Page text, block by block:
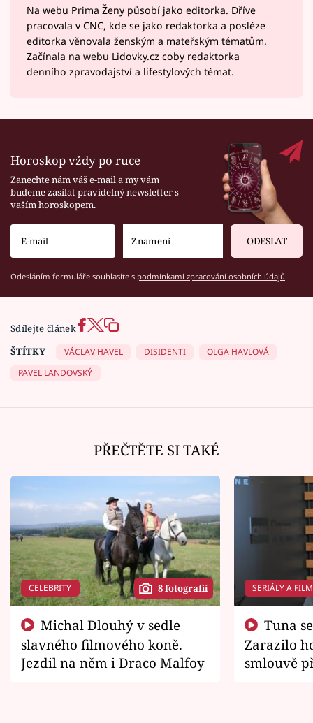
Na webu Prima Ženy působí jako editorka. Dříve
pracovala v CNC, kde se jako redaktorka a posléze
editorka věnovala ženským a mateřským tématům.
Začínala na webu Lidovky.cz coby redaktorka
denního zpravodajství a lifestylových témat.
Horoskop vždy po ruce
Zanechte nám váš e-mail a my vám
budeme zasílat pravidelný newsletter s
vaším horoskopem.
ODESLAT
Odesláním formuláře souhlasíte s podmínkami zpracování osobních údajů
Sdílejte článek
ŠTÍTKY
VÁCLAV HAVEL DISIDENTI
OLGA HAVLOVÁ
PAVEL LANDOVSKÝ
PŘEČTĚTE SI TAKÉ
CELEBRITY 8 fotografií
slavného filmového koně.
Jezdil na něm i Draco Malfoy
SERIÁLY A
Zarazilo
smlouvě